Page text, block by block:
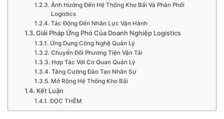
Ảnh Hưởng Đến Hệ Thống Kho Bãi Và Phân Phối
Logistics
Tác Động Đến Nhân Lực Vận Hành
Giải Pháp Ứng Phó Của Doanh Nghiệp Logistics
Ứng Dụng Công Nghệ Quản Lý
Chuyển Đổi Phương Tiện Vận Tải
Hợp Tác Với Cơ Quan Quản Lý
Tăng Cường Đào Tạo Nhân Sự
Mở Rộng Hệ Thống Kho Bãi
Kết Luận
ĐỌC THÊM